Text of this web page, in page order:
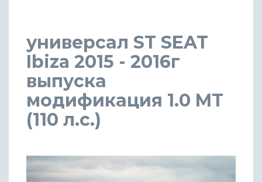
универсал ST SEAT
Ibiza 2015 - 2016г
выпуска
модификация 1.0 MT
(110 л.с.)